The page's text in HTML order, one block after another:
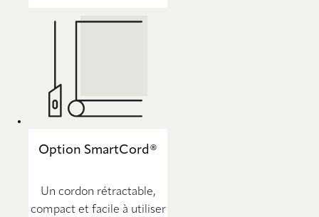
Option SmartCord®
Un cordon rétractable,
compact et facile à utiliser